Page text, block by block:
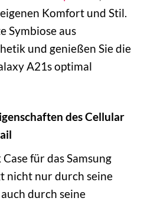
Komfort und Stil.
Symbiose aus
und genießen Sie die
A21s optimal
des Cellular
für das Samsung
nicht nur durch seine
durch seine